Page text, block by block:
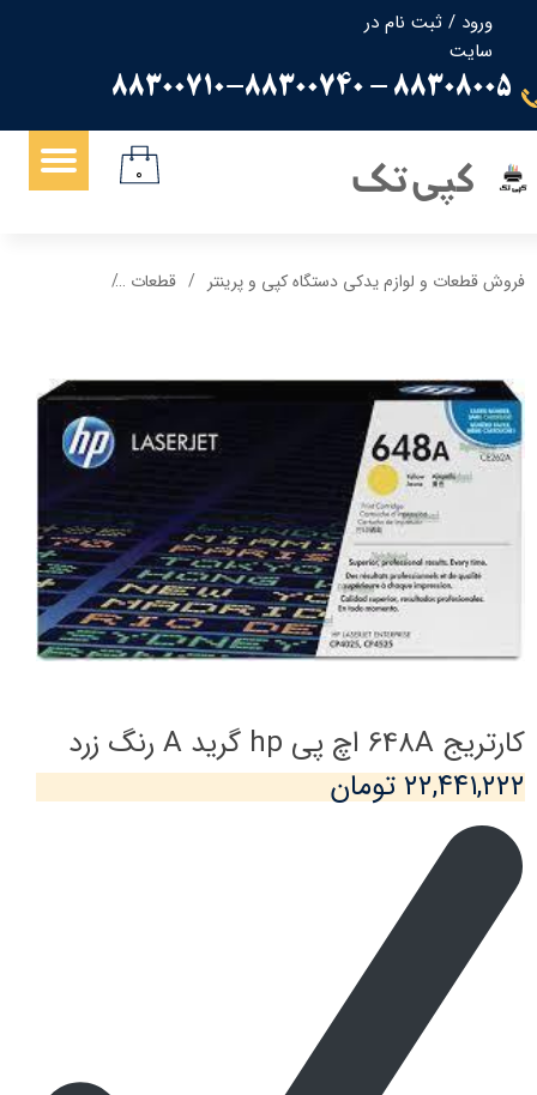
ورود / ثبت نام در
سایت
حساب کاربری من
تغییر گذر واژه
سفارشات
88308005 - 88300710-88300740
کپی تک ۰
فروش قطعات و لوازم یدکی دستگاه کپی و پرینتر قطعات
کارتریج 648A اچ پی hp گرید A رنگ زرد
۲۲,۴۴۱,۲۲۲ تومان